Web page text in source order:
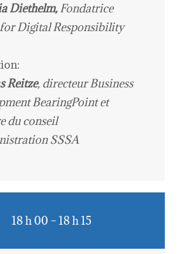
Diethelm, Fondatrice
Digital Responsibility
Reitze, directeur Business
BearingPoint et
du conseil
SSSA
18 h 00 – 18 h 15